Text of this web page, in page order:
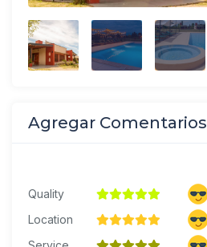
Agregar Comentarios
Quality
Location